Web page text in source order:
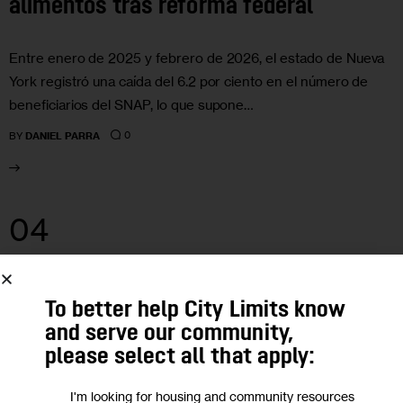
alimentos tras reforma federal
Entre enero de 2025 y febrero de 2026, el estado de Nueva
York registró una caída del 6.2 por ciento en el número de
beneficiarios del SNAP, lo que supone…
BY DANIEL PARRA 0
04
To better help City Limits know
and serve our community,
please select all that apply:
I'm looking for housing and community resources